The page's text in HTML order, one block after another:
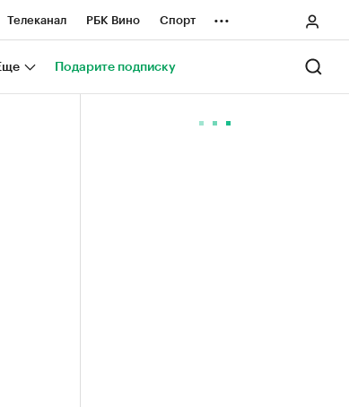
Телеканал РБК Вино Спорт
Город
...
Подарите подписку